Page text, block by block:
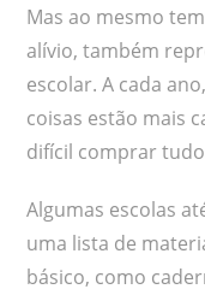
Mas ao mesmo
alívio, também
escolar. A cada
coisas estão mais
difícil comprar
Algumas escolas
uma lista de
básico, como